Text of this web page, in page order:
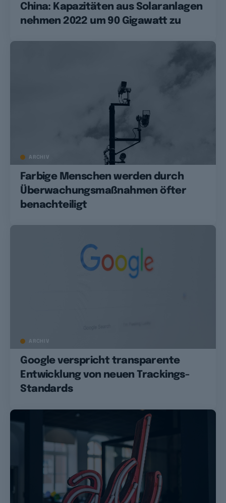
China: Kapazitäten aus Solaranlagen
nehmen 2022 um 90 Gigawatt zu
ARCHIV
Farbige Menschen werden durch
Überwachungsmaßnahmen öfter
benachteiligt
ARCHIV
Google verspricht transparente
Entwicklung von neuen Trackings-
Standards